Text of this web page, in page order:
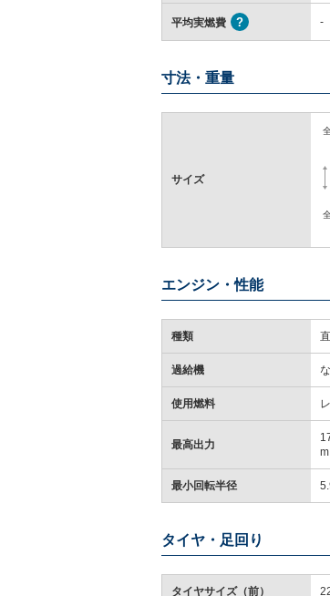
平均実燃費 -
寸法・重量
サイズ
エンジン・性能
種類
過給機
使用燃料
最高出力
m
最小回転半径
タイヤ・足回り
タイヤサイズ（前）